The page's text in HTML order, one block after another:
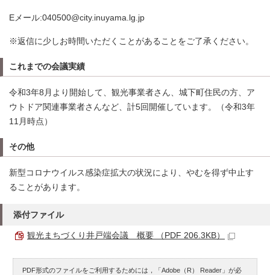
Eメール:040500@city.inuyama.lg.jp
※返信に少しお時間いただくことがあることをご了承ください。
これまでの会議実績
令和3年8月より開始して、観光事業者さん、城下町住民の方、ア
ウトドア関連事業者さんなど、計5回開催しています。（令和3年
11月時点）
その他
新型コロナウイルス感染症拡大の状況により、やむを得ず中止す
ることがあります。
添付ファイル
観光まちづくり井戸端会議 概要 （PDF 206.3KB）
PDF形式のファイルをご利用するためには，「Adobe（R） Reader」が必